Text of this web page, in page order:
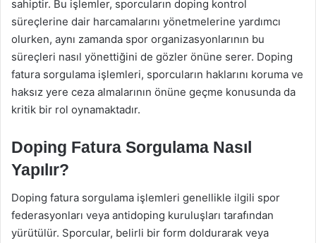
sahiptir. Bu işlemler, sporcuların doping kontrol
süreçlerine dair harcamalarını yönetmelerine yardımcı
olurken, aynı zamanda spor organizasyonlarının bu
süreçleri nasıl yönettiğini de gözler önüne serer. Doping
fatura sorgulama işlemleri, sporcuların haklarını koruma ve
haksız yere ceza almalarının önüne geçme konusunda da
kritik bir rol oynamaktadır.
Doping Fatura Sorgulama Nasıl
Yapılır?
Doping fatura sorgulama işlemleri genellikle ilgili spor
federasyonları veya antidoping kuruluşları tarafından
yürütülür. Sporcular, belirli bir form doldurarak veya